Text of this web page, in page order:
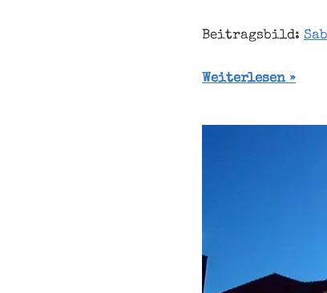
Beitragsbild:
Weiterlesen